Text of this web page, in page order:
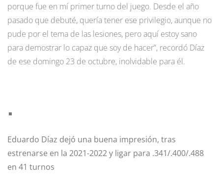
porque fue en mí primer turno del juego. Desde el año
pasado que debuté, quería tener ese privilegio, aunque no
pude por el tema de las lesiones, pero aquí estoy sano
para demostrar lo capaz que soy de hacer”, recordó Díaz
de ese domingo 23 de octubre, inolvidable para él.
Eduardo Díaz dejó una buena impresión, tras
estrenarse en la 2021-2022 y ligar para .341/.400/.488
en 41 turnos